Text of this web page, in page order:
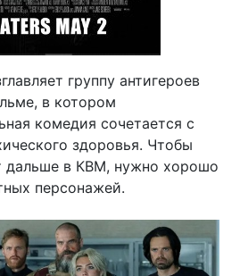
группу антигероев
в котором
комедия сочетается с
здоровья. Чтобы
дальше в КВМ, нужно хорошо
персонажей.